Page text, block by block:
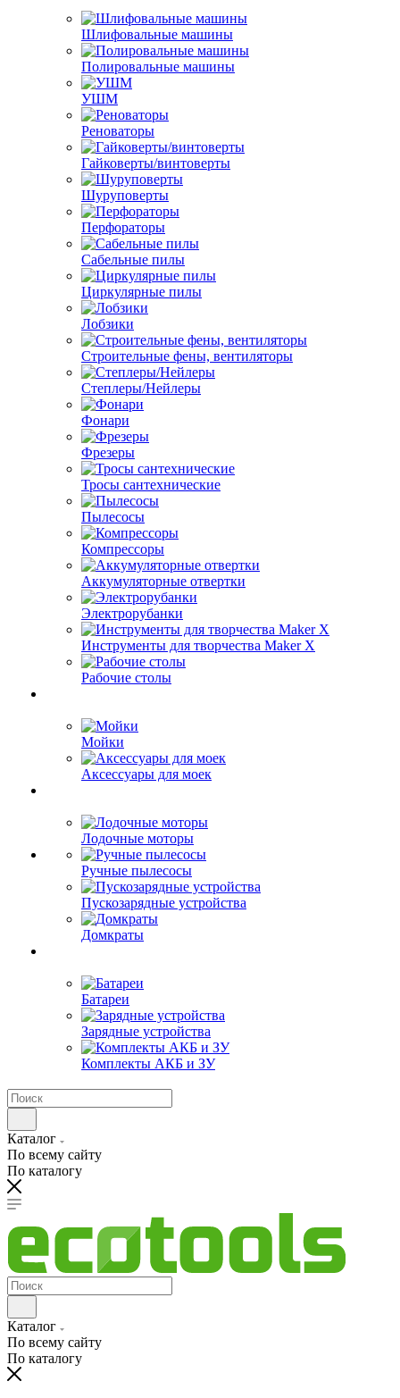
Шлифовальные машины
Полировальные машины
УШМ
Реноваторы
Гайковерты/винтоверты
Шуруповерты
Перфораторы
Сабельные пилы
Циркулярные пилы
Лобзики
Строительные фены, вентиляторы
Степлеры/Нейлеры
Фонари
Фрезеры
Тросы сантехнические
Пылесосы
Компрессоры
Аккумуляторные отвертки
Электрорубанки
Инструменты для творчества Maker X
Рабочие столы
Мойки
Аксессуары для моек
Лодочные моторы
Ручные пылесосы
Пускозарядные устройства
Домкраты
Батареи
Зарядные устройства
Комплекты АКБ и ЗУ
Каталог
По всему сайту
По каталогу
Каталог
По всему сайту
По каталогу